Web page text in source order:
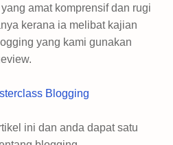
amat komprensif dan rugi
kerana ia melibat kajian
yang kami gunakan
Blogging
ini dan anda dapat satu